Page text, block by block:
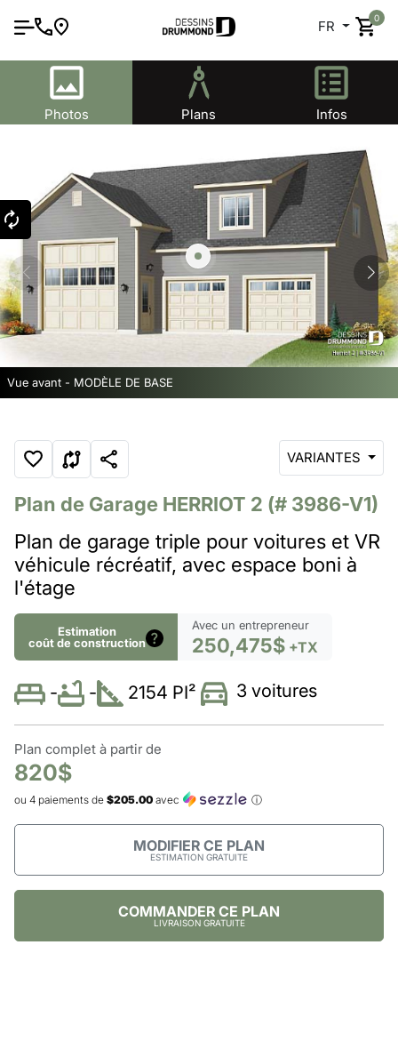
FR
0
Vue avant - MODÈLE DE BASE
Photos Plans Infos
VARIANTES
Plan de Garage HERRIOT 2 (# 3986-V1)
Plan de garage triple pour voitures et VR
véhicule récréatif, avec espace boni à
l'étage
Estimation
coût de construction
Avec un entrepreneur
250,475$ +TX
- - 2154 PI² 3 voitures
Plan complet à partir de
820$
ou 4 paiements de $205.00 avec ⓘ
MODIFIER CE PLAN
ESTIMATION GRATUITE
COMMANDER CE PLAN
LIVRAISON GRATUITE